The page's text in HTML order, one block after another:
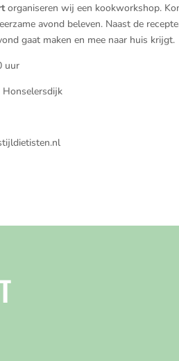
organiseren wij een kookworkshop.
avond beleven. Naast de
gaat maken en mee naar huis krijgt.
uur